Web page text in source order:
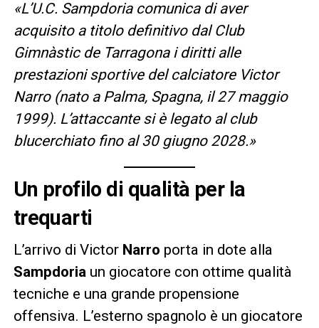
«L’U.C. Sampdoria comunica di aver
acquisito a titolo definitivo dal Club
Gimnàstic de Tarragona i diritti alle
prestazioni sportive del calciatore Victor
Narro (nato a Palma, Spagna, il 27 maggio
1999). L’attaccante si è legato al club
blucerchiato fino al 30 giugno 2028.»
Un profilo di qualità per la
trequarti
L’arrivo di Victor Narro porta in dote alla
Sampdoria un giocatore con ottime qualità
tecniche e una grande propensione
offensiva. L’esterno spagnolo è un giocatore